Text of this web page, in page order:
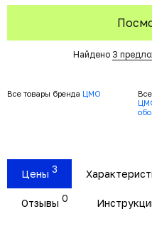
Найдено 3
Все товары бренда ЦМО
Цены 3
Отзывы 0